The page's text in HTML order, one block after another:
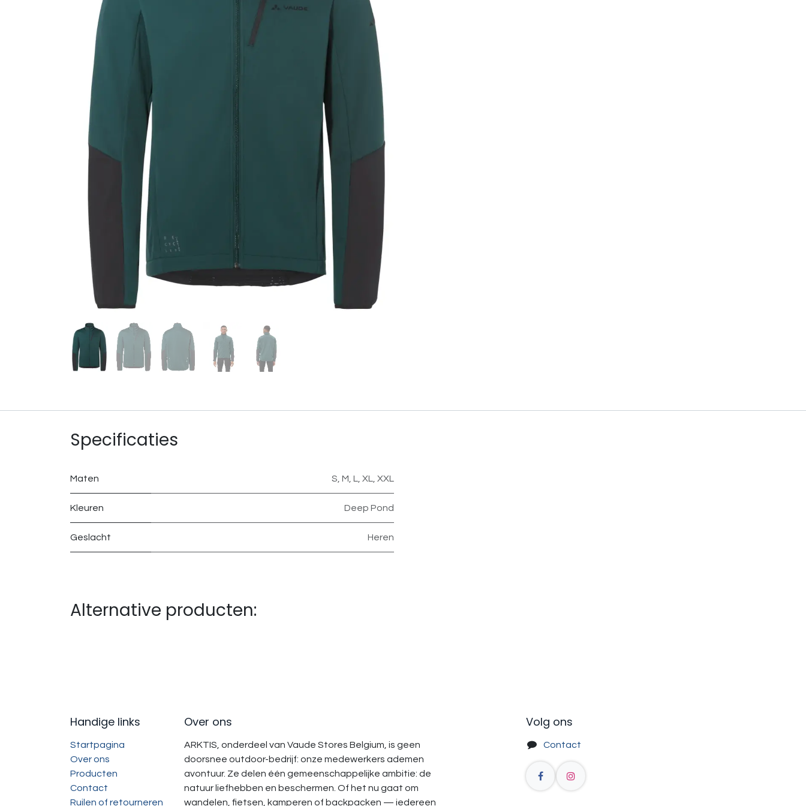
Specificaties
Maten S M L XL XXL
Kleuren Deep Pond
Geslacht Heren
Alternative producten:
Handige links
Startpagina
Over ons
Producten
Contact
Ruilen of retourneren
Over ons
ARKTIS, onderdeel van Vaude Stores Belgium, is geen
doorsnee outdoor-bedrijf: onze medewerkers ademen
avontuur. Ze delen één gemeenschappelijke ambitie: de
natuur liefhebben en beschermen. Of het nu gaat om
wandelen, fietsen, kamperen of backpacken — iedereen
Volg ons
Contact